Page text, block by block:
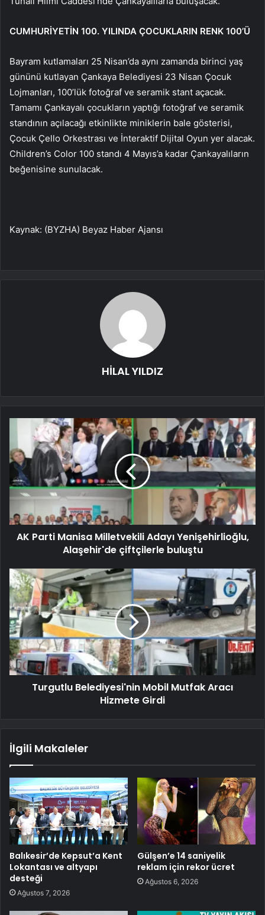
CUMHURİYETİN 100. YILINDA ÇOCUKLARIN RENK 100’Ü
Bayram kutlamaları 25 Nisan’da aynı zamanda birinci yaş
gününü kutlayan Çankaya Belediyesi 23 Nisan Çocuk
Lojmanları, 100’lük fotoğraf ve seramik stant açacak.
Tamamı Çankayalı çocukların yaptığı fotoğraf ve seramik
standının açılacağı etkinlikte miniklerin bale gösterisi,
Çocuk Çello Orkestrası ve İnteraktif Dijital Oyun yer alacak.
Children’s Color 100 standı 4 Mayıs’a kadar Çankayalıların
beğenisine sunulacak.
Kaynak: (BYZHA) Beyaz Haber Ajansı
HİLAL YILDIZ
AK Parti Manisa Milletvekili Adayı Yenişehirlioğlu,
Alaşehir'de çiftçilerle buluştu
Turgutlu Belediyesi'nin Mobil Mutfak Aracı
Hizmete Girdi
İlgili Makaleler
Balıkesir’de Kepsut’a Kent
Lokantası ve altyapı
desteği
Ağustos 7, 2026
Gülşen’e 14 saniyelik
reklam için rekor ücret
Ağustos 6, 2026